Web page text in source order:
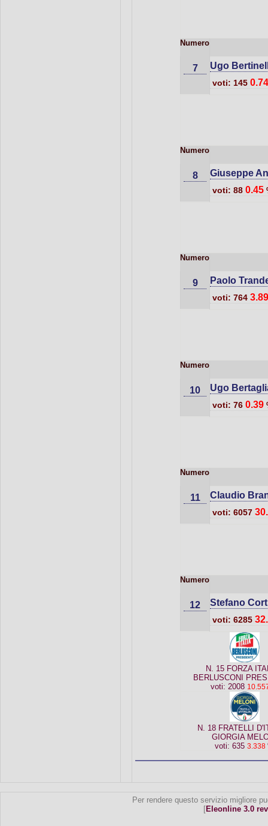
Numero
7 Ugo
voti: 145
Numero
8 Giuseppe
voti: 88 0.45
Numero
9 Paolo
voti: 764
Numero
10 Ugo
voti: 76 0.39
Numero
11 Claudio
voti: 6057
Numero
12 Stefano
voti: 6285
N. 15 FORZA
BERLUSCONI
voti: 2008
N. 18 FRATELLI
GIORGIA
voti: 635 3.338
Per rendere questo servizio migliore
[Eleonline 3.0